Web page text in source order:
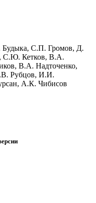
C.П. Громов, Д.
С.Ю. Кетков, В.А.
В.А. Надточенко,
Рубцов, И.И.
А.К. Чибисов